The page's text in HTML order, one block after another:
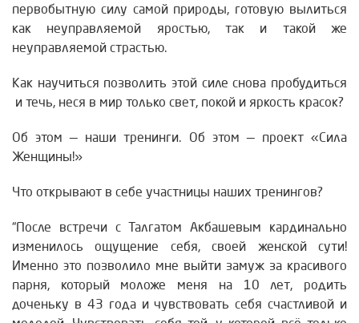
первобытную силу самой природы, готовую вылиться
как неуправляемой яростью, так и такой же
неуправляемой страстью.
Как научиться позволить этой силе снова пробудиться
и течь, неся в мир только свет, покой и яркость красок?
Об этом — наши тренинги. Об этом — проект «Сила
Женщины!»
Что открывают в себе участницы наших тренингов?
“После встречи с Талгатом Акбашевым кардинально
изменилось ощущение себя, своей женской сути!
Именно это позволило мне выйти замуж за красивого
парня, который моложе меня на 10 лет, родить
доченьку в 43 года и чувствовать себя счастливой и